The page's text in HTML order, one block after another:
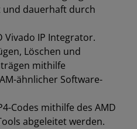
dauerhaft durch
IP Integrator.
Löschen und
mithilfe
ähnlicher Software-
Codes mithilfe des AMD
abgeleitet werden.